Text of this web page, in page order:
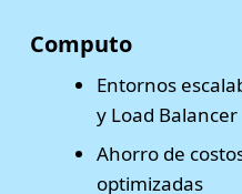
Computo
Entornos
y Load Balancer
Ahorro de
optimizadas